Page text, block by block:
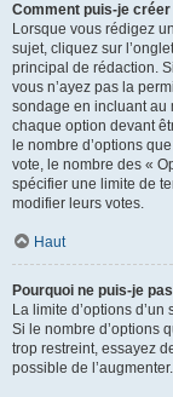
Comment puis-je créer
Lorsque vous rédigez
sujet, cliquez sur
principal de rédaction.
vous n’ayez pas la
sondage en incluant au
chaque option devant
le nombre d’options
vote, le nombre des «
spécifier une limite de
modifier leurs votes.
Haut
Pourquoi ne puis-je
La limite d’options
Si le nombre d’options
trop restreint, essayez
possible de l’augmenter.